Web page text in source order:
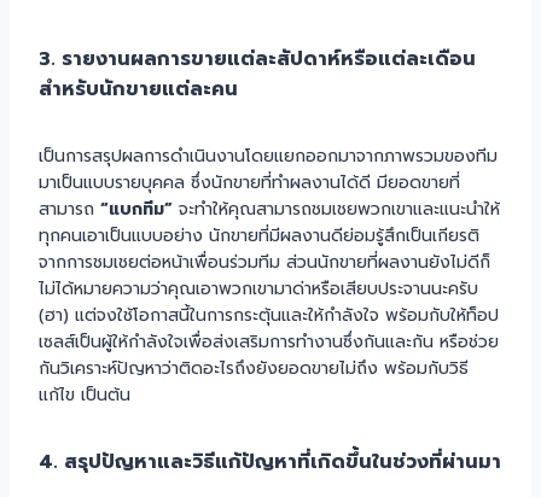
3. รายงานผลการขายแต่ละสัปดาห์หรือแต่ละเดือน
สำหรับนักขายแต่ละคน
เป็นการสรุปผลการดำเนินงานโดยแยกออกมาจากภาพรวมของทีม
มาเป็นแบบรายบุคคล ซึ่งนักขายที่ทำผลงานได้ดี มียอดขายที่
สามารถ “แบกทีม” จะทำให้คุณสามารถชมเชยพวกเขาและแนะนำให้
ทุกคนเอาเป็นแบบอย่าง นักขายที่มีผลงานดีย่อมรู้สึกเป็นเกียรติ
จากการชมเชยต่อหน้าเพื่อนร่วมทีม ส่วนนักขายที่ผลงานยังไม่ดีก็
ไม่ได้หมายความว่าคุณเอาพวกเขามาด่าหรือเสียบประจานนะครับ
(ฮา) แต่จงใช้โอกาสนี้ในการกระตุ้นและให้กำลังใจ พร้อมกับให้ท็อป
เซลส์เป็นผู้ให้กำลังใจเพื่อส่งเสริมการทำงานซึ่งกันและกัน หรือช่วย
กันวิเคราะห์ปัญหาว่าติดอะไรถึงยังยอดขายไม่ถึง พร้อมกับวิธี
แก้ไข เป็นต้น
4. สรุปปัญหาและวิธีแก้ปัญหาที่เกิดขึ้นในช่วงที่ผ่านมา